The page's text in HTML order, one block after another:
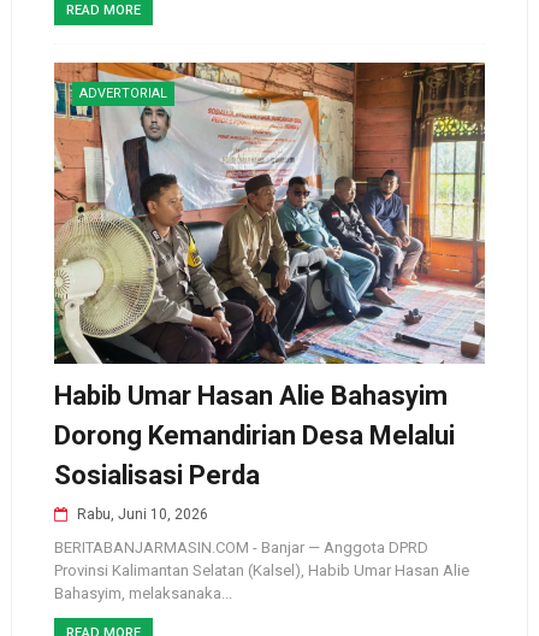
READ MORE
ADVERTORIAL
Habib Umar Hasan Alie Bahasyim
Dorong Kemandirian Desa Melalui
Sosialisasi Perda
Rabu, Juni 10, 2026
BERITABANJARMASIN.COM - Banjar — Anggota DPRD
Provinsi Kalimantan Selatan (Kalsel), Habib Umar Hasan Alie
Bahasyim, melaksanaka...
READ MORE